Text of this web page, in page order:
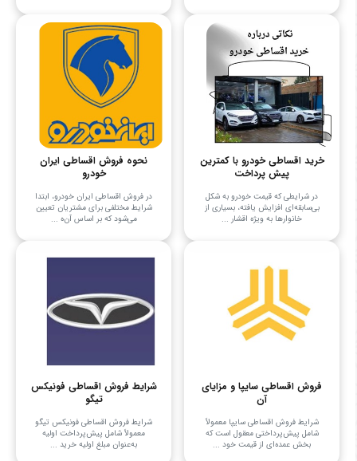
خرید اقساطی خودرو با کمترین
پیش پرداخت
در شرایطی که قیمت خودرو به شکل
بی‌سابقه‌ای افزایش یافته، بسیاری از
خانوارها به ویژه اقشار ...
نحوه فروش اقساطی ایران
خودرو
در فروش اقساطی ایران خودرو، ابتدا
شرایط مختلفی برای مشتریان تعیین
می‌شود که بر اساس آن‌ه ...
فروش اقساطی سایپا و مزایای
آن
شرایط فروش اقساطی سایپا معمولاً
شامل پیش‌پرداختی معقول است که
بخش عمده‌ای از قیمت خود ...
شرایط فروش اقساطی فونیکس
تیگو
شرایط فروش اقساطی فونیکس تیگو
معمولاً شامل پیش‌پرداخت اولیه
به‌عنوان مبلغ اولیه خرید ...